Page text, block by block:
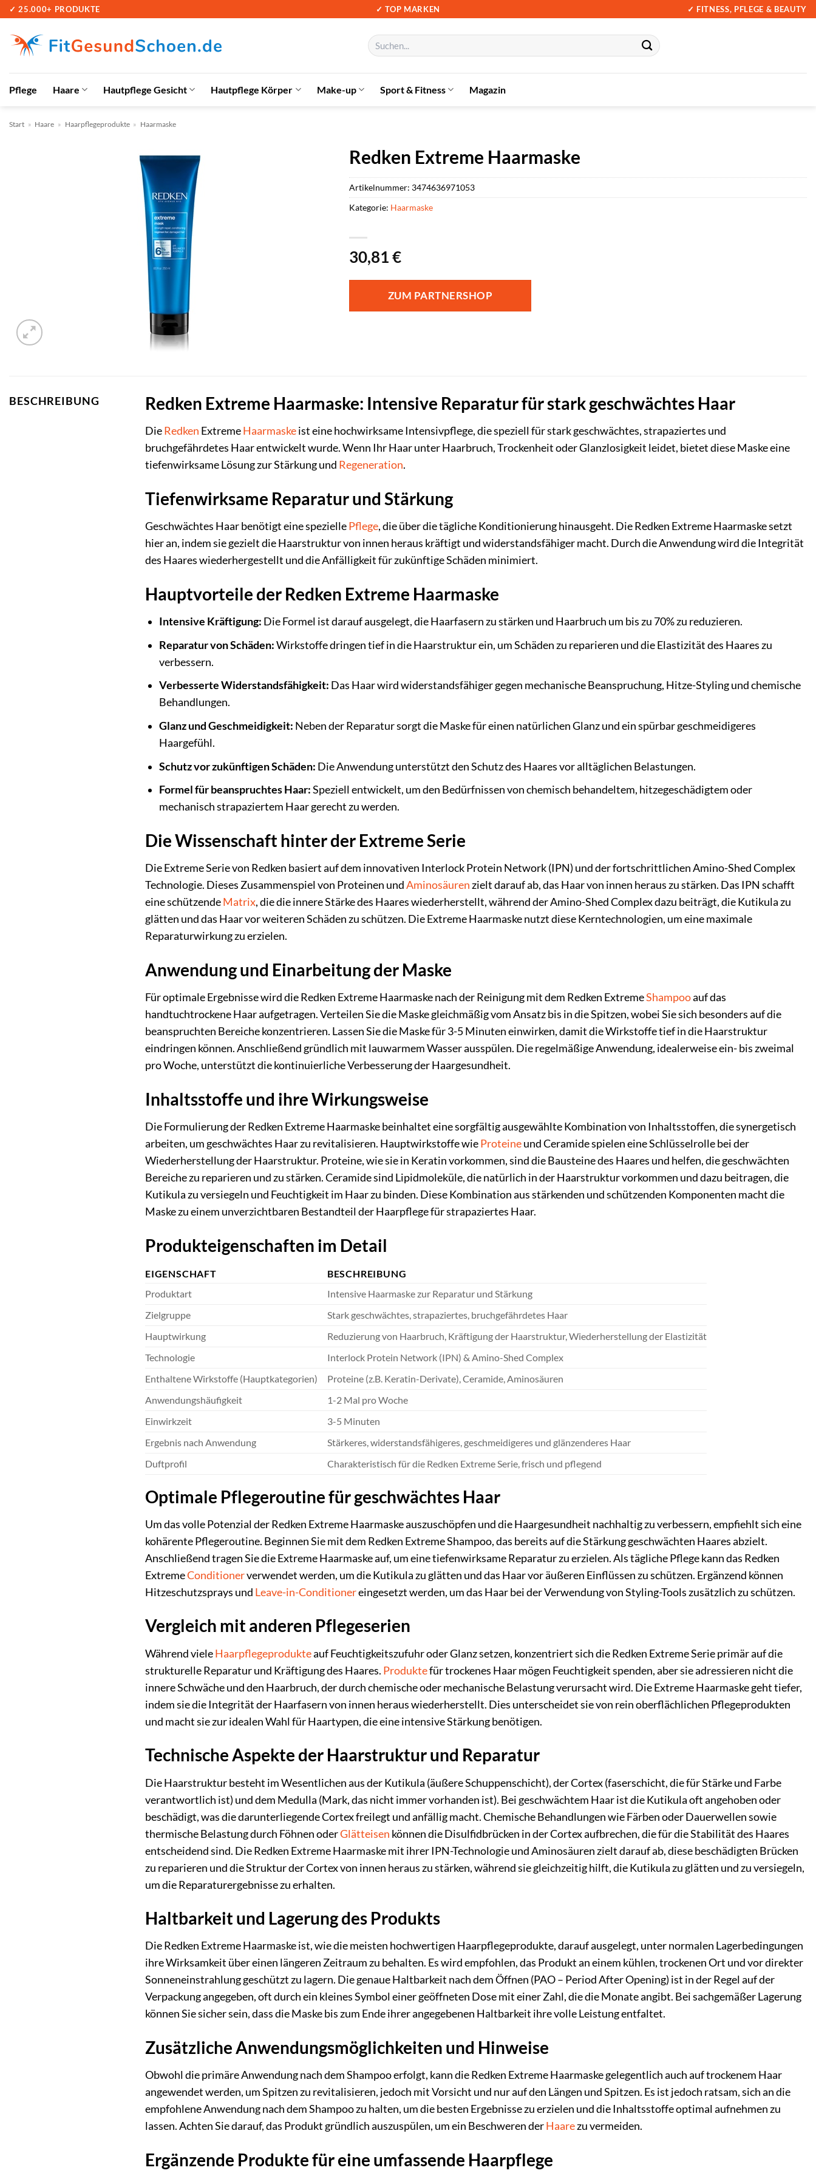
Zum
springen
✓ 25.000+ PRODUKTE ✓ TOP MARKEN ✓ FITNESS, PFLEGE & BEAUTY
Suchen
nach:
Pflege Haare Hautpflege Gesicht Hautpflege Körper Make-up Sport & Fitness Magazin
Start » Haare » Haarpflegeprodukte » Haarmaske
Redken Extreme Haarmaske
30,81€
ZUM PARTNERSHOP
Artikelnummer: 3474636971053
Kategorie: Haarmaske
BESCHREIBUNG Redken Extreme Haarmaske: Intensive Reparatur für stark geschwächtes Haar
DieRedken ExtremeHaarmaskeist eine hochwirksame Intensivpflege, die speziell für stark geschwächtes, strapaziertes und
bruchgefährdetes Haar entwickelt wurde. Wenn Ihr Haar unter Haarbruch, Trockenheit oder Glanzlosigkeit leidet, bietet diese Maske eine
tiefenwirksame Lösung zur Stärkung und Regeneration.
Tiefenwirksame Reparatur und Stärkung
Geschwächtes Haar benötigt eine speziellePflege, die über die tägliche Konditionierung hinausgeht. Die Redken Extreme Haarmaske setzt
hier an, indem sie gezielt die Haarstruktur von innen heraus kräftigt und widerstandsfähiger macht. Durch die Anwendung wird die Integrität
des Haares wiederhergestellt und die Anfälligkeit für zukünftige Schäden minimiert.
Hauptvorteile der Redken Extreme Haarmaske
Intensive Kräftigung: Die Formel ist darauf ausgelegt, die Haarfasern zu stärken und Haarbruch um bis zu 70% zu reduzieren.
Reparatur von Schäden:Wirkstoffe dringen tief in die Haarstruktur ein, um Schäden zu reparieren und die Elastizität des Haares zu
verbessern.
Verbesserte Widerstandsfähigkeit: Das Haar wird widerstandsfähiger gegen mechanische Beanspruchung, Hitze-Styling und chemische
Behandlungen.
Glanz und Geschmeidigkeit: Neben der Reparatur sorgt die Maske für einen natürlichen Glanz und ein spürbar geschmeidigeres
Haargefühl.
Schutz vor zukünftigen Schäden: Die Anwendung unterstützt den Schutz des Haares vor alltäglichen Belastungen.
Formel für beanspruchtes Haar:Speziell entwickelt, um den Bedürfnissen von chemisch behandeltem, hitzegeschädigtem oder
mechanisch strapaziertem Haar gerecht zu werden.
Die Wissenschaft hinter der Extreme Serie
Die Extreme Serie von Redken basiert auf dem innovativen Interlock Protein Network (IPN) und der fortschrittlichen Amino-Shed Complex
Technologie. Dieses Zusammenspiel von Proteinen undAminosäurenzielt darauf ab, das Haar von innen heraus zu stärken. Das IPN schafft
eine schützendeMatrix, die die innere Stärke des Haares wiederherstellt, während der Amino-Shed Complex dazu beiträgt, die Kutikula zu
glätten und das Haar vor weiteren Schäden zu schützen. Die Extreme Haarmaske nutzt diese Kerntechnologien, um eine maximale
Reparaturwirkung zu erzielen.
Anwendung und Einarbeitung der Maske
Für optimale Ergebnisse wird die Redken Extreme Haarmaske nach der Reinigung mit dem Redken ExtremeShampooauf das
handtuchtrockene Haar aufgetragen. Verteilen Sie die Maske gleichmäßig vom Ansatz bis in die Spitzen, wobei Sie sich besonders auf die
beanspruchten Bereiche konzentrieren. Lassen Sie die Maske für 3-5 Minuten einwirken, damit die Wirkstoffe tief in die Haarstruktur
eindringen können. Anschließend gründlich mit lauwarmem Wasser ausspülen. Die regelmäßige Anwendung, idealerweise ein- bis zweimal
pro Woche, unterstützt die kontinuierliche Verbesserung der Haargesundheit.
Inhaltsstoffe und ihre Wirkungsweise
Die Formulierung der Redken Extreme Haarmaske beinhaltet eine sorgfältig ausgewählte Kombination von Inhaltsstoffen, die synergetisch
arbeiten, um geschwächtes Haar zu revitalisieren. Hauptwirkstoffe wieProteineund Ceramide spielen eine Schlüsselrolle bei der
Wiederherstellung der Haarstruktur. Proteine, wie sie in Keratin vorkommen, sind die Bausteine des Haares und helfen, die geschwächten
Bereiche zu reparieren und zu stärken. Ceramide sind Lipidmoleküle, die natürlich in der Haarstruktur vorkommen und dazu beitragen, die
Kutikula zu versiegeln und Feuchtigkeit im Haar zu binden. Diese Kombination aus stärkenden und schützenden Komponenten macht die
Maske zu einem unverzichtbaren Bestandteil der Haarpflege für strapaziertes Haar.
Produkteigenschaften im Detail
EIGENSCHAFT
BESCHREIBUNG
Produktart
Intensive Haarmaske zur Reparatur und Stärkung
Zielgruppe
Stark geschwächtes, strapaziertes, bruchgefährdetes Haar
Hauptwirkung
Reduzierung von Haarbruch, Kräftigung der Haarstruktur, Wiederherstellung der Elastizität
Technologie
Interlock Protein Network (IPN) & Amino-Shed Complex
Enthaltene Wirkstoffe (Hauptkategorien)
Proteine (z.B. Keratin-Derivate), Ceramide, Aminosäuren
Anwendungshäufigkeit
1-2 Mal pro Woche
Einwirkzeit
3-5 Minuten
Ergebnis nach Anwendung
Stärkeres, widerstandsfähigeres, geschmeidigeres und glänzenderes Haar
Duftprofil
Charakteristisch für die Redken Extreme Serie, frisch und pflegend
Optimale Pflegeroutine für geschwächtes Haar
Um das volle Potenzial der Redken Extreme Haarmaske auszuschöpfen und die Haargesundheit nachhaltig zu verbessern, empfiehlt sich eine
kohärente Pflegeroutine. Beginnen Sie mit dem Redken Extreme Shampoo, das bereits auf die Stärkung geschwächten Haares abzielt.
Anschließend tragen Sie die Extreme Haarmaske auf, um eine tiefenwirksame Reparatur zu erzielen. Als tägliche Pflege kann das Redken
ExtremeConditionerverwendet werden, um die Kutikula zu glätten und das Haar vor äußeren Einflüssen zu schützen. Ergänzend können
Hitzeschutzsprays und Leave-in-Conditionereingesetzt werden, um das Haar bei der Verwendung von Styling-Tools zusätzlich zu schützen.
Vergleich mit anderen Pflegeserien
Während vieleHaarpflegeprodukteauf Feuchtigkeitszufuhr oder Glanz setzen, konzentriert sich die Redken Extreme Serie primär auf die
strukturelle Reparatur und Kräftigung des Haares. Produktefür trockenes Haar mögen Feuchtigkeit spenden, aber sie adressieren nicht die
innere Schwäche und den Haarbruch, der durch chemische oder mechanische Belastung verursacht wird. Die Extreme Haarmaske geht tiefer,
indem sie die Integrität der Haarfasern von innen heraus wiederherstellt. Dies unterscheidet sie von rein oberflächlichen Pflegeprodukten
und macht sie zur idealen Wahl für Haartypen, die eine intensive Stärkung benötigen.
Technische Aspekte der Haarstruktur und Reparatur
Die Haarstruktur besteht im Wesentlichen aus der Kutikula (äußere Schuppenschicht), der Cortex (faserschicht, die für Stärke und Farbe
verantwortlich ist) und dem Medulla (Mark, das nicht immer vorhanden ist). Bei geschwächtem Haar ist die Kutikula oft angehoben oder
beschädigt, was die darunterliegende Cortex freilegt und anfällig macht. Chemische Behandlungen wie Färben oder Dauerwellen sowie
thermische Belastung durch Föhnen oderGlätteisen können die Disulfidbrücken in der Cortex aufbrechen, die für die Stabilität des Haares
entscheidend sind. Die Redken Extreme Haarmaske mit ihrer IPN-Technologie und Aminosäuren zielt darauf ab, diese beschädigten Brücken
zu reparieren und die Struktur der Cortex von innen heraus zu stärken, während sie gleichzeitig hilft, die Kutikula zu glätten und zu versiegeln,
um die Reparaturergebnisse zu erhalten.
Haltbarkeit und Lagerung des Produkts
Die Redken Extreme Haarmaske ist, wie die meisten hochwertigen Haarpflegeprodukte, darauf ausgelegt, unter normalen Lagerbedingungen
ihre Wirksamkeit über einen längeren Zeitraum zu behalten. Es wird empfohlen, das Produkt an einem kühlen, trockenen Ort und vor direkter
Sonneneinstrahlung geschützt zu lagern. Die genaue Haltbarkeit nach dem Öffnen (PAO – Period After Opening) ist in der Regel auf der
Verpackung angegeben, oft durch ein kleines Symbol einer geöffneten Dose mit einer Zahl, die die Monate angibt. Bei sachgemäßer Lagerung
können Sie sicher sein, dass die Maske bis zum Ende ihrer angegebenen Haltbarkeit ihre volle Leistung entfaltet.
Zusätzliche Anwendungsmöglichkeiten und Hinweise
Obwohl die primäre Anwendung nach dem Shampoo erfolgt, kann die Redken Extreme Haarmaske gelegentlich auch auf trockenem Haar
angewendet werden, um Spitzen zu revitalisieren, jedoch mit Vorsicht und nur auf den Längen und Spitzen. Es ist jedoch ratsam, sich an die
empfohlene Anwendung nach dem Shampoo zu halten, um die besten Ergebnisse zu erzielen und die Inhaltsstoffe optimal aufnehmen zu
lassen. Achten Sie darauf, das Produkt gründlich auszuspülen, um ein Beschweren derHaarezu vermeiden.
Ergänzende Produkte für eine umfassende Haarpflege